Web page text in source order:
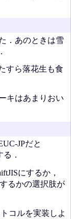
．あのときは雪
すら落花生も食
キはあまりおい
JPだと
．
にするか，
るかの選択肢が
コルを実装しよ